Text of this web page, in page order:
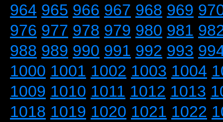
964 965 966 967 968 969
976 977 978 979 980 981
988 989 990 991 992 993
1000 1001 1002 1003 1004
1009 1010 1011 1012 1013
1018 1019 1020 1021 1022